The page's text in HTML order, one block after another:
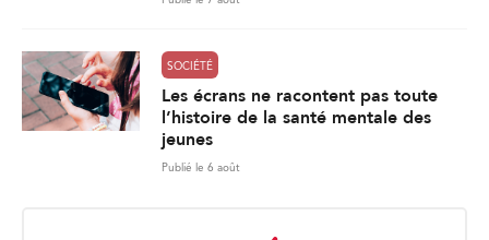
SOCIÉTÉ
Les écrans ne racontent pas toute
l’histoire de la santé mentale des
jeunes
Publié le 6 août